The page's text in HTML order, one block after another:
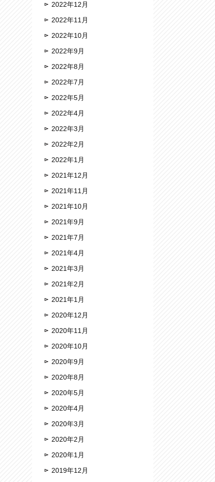
2022年12月
2022年11月
2022年10月
2022年9月
2022年8月
2022年7月
2022年5月
2022年4月
2022年3月
2022年2月
2022年1月
2021年12月
2021年11月
2021年10月
2021年9月
2021年7月
2021年4月
2021年3月
2021年2月
2021年1月
2020年12月
2020年11月
2020年10月
2020年9月
2020年8月
2020年5月
2020年4月
2020年3月
2020年2月
2020年1月
2019年12月